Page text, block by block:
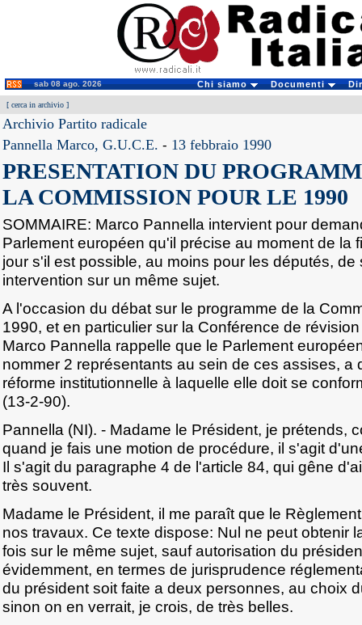
sab 08 ago. 2026 Chi siamo Documenti
[ cerca in archivio ]
Archivio Partito radicale
Pannella Marco, G.U.C.E. - 13 febbraio 1990
PRESENTATION DU
LA COMMISSION POUR LE 1990
SOMMAIRE: Marco Pannella intervient pour
Parlement européen qu'il précise au moment de la
jour s'il est possible, au moins pour les députés,
intervention sur un même sujet.
A l'occasion du débat sur le programme de la
1990, et en particulier sur la Conférence de
Marco Pannella rappelle que le Parlement
nommer 2 représentants au sein de ces assises, a
réforme institutionnelle à laquelle elle doit se
(13-2-90).
Pannella (NI). - Madame le Président, je prétends,
quand je fais une motion de procédure, il s'agit
Il s'agit du paragraphe 4 de l'article 84, qui gêne
très souvent.
Madame le Président, il me paraît que le
nos travaux. Ce texte dispose: Nul ne peut obtenir
fois sur le même sujet, sauf autorisation du
évidemment, en termes de jurisprudence
du président soit faite a deux personnes, au choix
sinon on en verrait, je crois, de très belles.